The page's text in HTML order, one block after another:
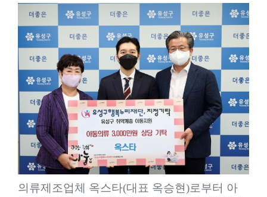
의류제조업체 옥스타(대표 옥승현)로부터 아